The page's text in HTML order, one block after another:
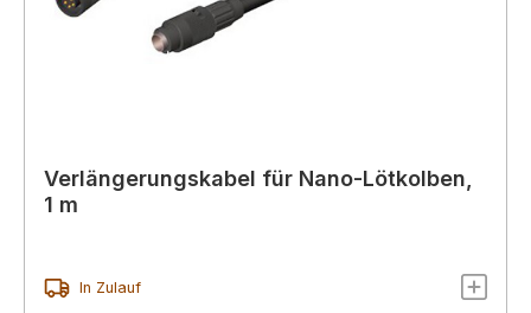
Verlängerungskabel für Nano-Lötkolben,
1 m
In Zulauf